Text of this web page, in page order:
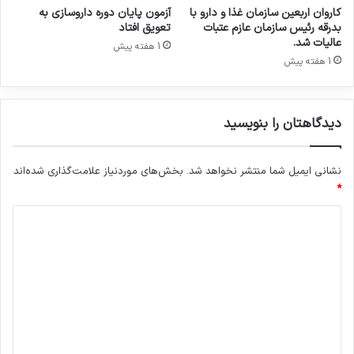
م
ث
ا
ل
ه
م
ا
ه
ح
د
و
ل
ت
ا
ی
ا
ن
ب
ی
ا
ر
ب
کاروان اربعین سازمان غذا و دارو با
بدرقه رئیس سازمان عازم عتبات
عالیات شد.
1 هفته پیش
آزمون پایان دوره داروسازی به
تعویق افتاد
1 هفته پیش
دیدگاهتان را بنویسید
نشانی ایمیل شما منتشر نخواهد شد. بخش‌های موردنیاز علامت‌گذاری شده‌اند
*